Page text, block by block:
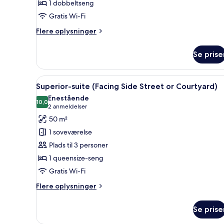
1 dobbeltseng
Gratis Wi-Fi
Flere oplysninger
Flere
suite
(Water
View)
Se
Indlæs
alle
billeder
af
Superior-
suite
(Facing
Side
Street
or
Et veloplyst rum med en
4
Superior-suite (Facing Side Street or Courtyard)
10,010,0 ud af 10
Enestående
2 anmeldelser
(2
anmeldelser)
50 m²
1 soveværelse
Plads til 3 personer
1 queensize-seng
Gratis Wi-Fi
Flere oplysninger
Flere
suite
Se